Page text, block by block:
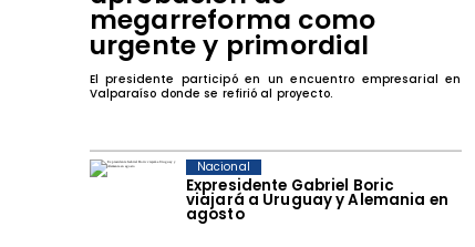
Expresidente Gabriel Boric
viajará a Uruguay y Alemania en
agosto
Nacional
megarreforma como
urgente y primordial
El presidente participó en un encuentro empresarial en
Valparaíso donde se refirió al proyecto.